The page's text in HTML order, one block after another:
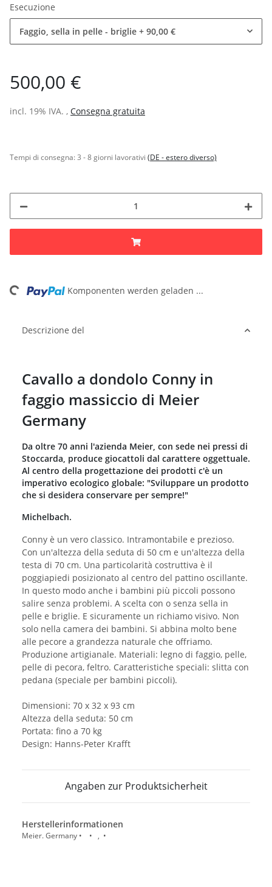
Esecuzione
Faggio, sella in pelle - briglie + 90,00 €
500,00 €
incl. 19% IVA. , Consegna gratuita
Tempi di consegna:3 - 8 giorni lavorativi (DE - estero diverso)
Komponenten werden geladen ...
Descrizione del
Cavallo a dondolo Conny in
faggio massiccio di Meier
Germany
Da oltre 70 anni l'azienda Meier, con sede nei pressi di
Stoccarda, produce giocattoli dal carattere oggettuale.
Al centro della progettazione dei prodotti c'è un
imperativo ecologico globale: "Sviluppare un prodotto
che si desidera conservare per sempre!"
Michelbach.
Conny è un vero classico. Intramontabile e prezioso.
Con un'altezza della seduta di 50 cm e un'altezza della
testa di 70 cm. Una particolarità costruttiva è il
poggiapiedi posizionato al centro del pattino oscillante.
In questo modo anche i bambini più piccoli possono
salire senza problemi. A scelta con o senza sella in
pelle e briglie. E sicuramente un richiamo visivo. Non
solo nella camera dei bambini. Si abbina molto bene
alle pecore a grandezza naturale che offriamo.
Produzione artigianale. Materiali: legno di faggio, pelle,
pelle di pecora, feltro. Caratteristiche speciali: slitta con
pedana (speciale per bambini piccoli).
Dimensioni: 70 x 32 x 93 cm
Altezza della seduta: 50 cm
Portata: fino a 70 kg
Design: Hanns-Peter Krafft
Angaben zur Produktsicherheit
Herstellerinformationen
Meier. Germany • • , •